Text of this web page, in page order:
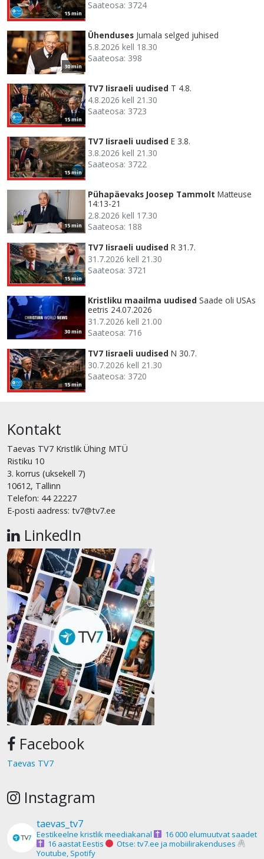
15 min
Saateosa: 3724
30 min
Ühenduses Jumala selged juhised
5.8.2026 kell 18.30
Saateosa: 398
15 min
TV7 Iisraeli uudised T 4.8.
4.8.2026 kell 21.30
Saateosa: 3723
15 min
TV7 Iisraeli uudised E 3.8.
3.8.2026 kell 21.30
Saateosa: 3722
15 min
Pühapäevaks Joosep Tammolt Matteuse
14:13-21
2.8.2026 kell 17.30
Saateosa: 188
15 min
TV7 Iisraeli uudised R 31.7.
31.7.2026 kell 21.30
Saateosa: 3721
30 min
Kristliku maailma uudised Saade oli USAs
eetris 24.07.2026
31.7.2026 kell 21.00
Saateosa: 716
15 min
TV7 Iisraeli uudised N 30.7.
30.7.2026 kell 21.30
Saateosa: 3720
Kontakt
Taevas TV7 Kristlik Ühing MTÜ
Ristiku 10
3. korrus (uksekell 7)
10612, Tallinn
Telefon: 44 22227
E-posti aadress: tv7@tv7.ee
LinkedIn
Facebook
Taevas TV7
Instagram
taevas_tv7
Eestikeelne kristlik meediakanal
16 000 elumuutvat saadet
16 aastat Eestis
Otse: tv7.ee ja mobiilirakenduses
Youtube, Spotify